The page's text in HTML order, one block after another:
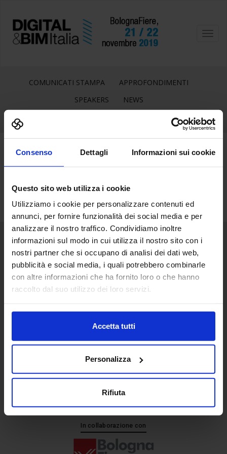
Consenso Dettagli Informazioni sui cookie
Questo sito web utilizza i cookie
Utilizziamo i cookie per personalizzare contenuti ed
annunci, per fornire funzionalità dei social media e per
analizzare il nostro traffico. Condividiamo inoltre
informazioni sul modo in cui utilizza il nostro sito con i
nostri partner che si occupano di analisi dei dati web,
pubblicità e social media, i quali potrebbero combinarle
con altre informazioni che ha fornito loro o che hanno
raccolto dal suo utilizzo dei loro servizi.
Accetta tutti
Personalizza
Rifiuta
COMUNICATI STAMPA
APPROFONDIMENTI
SPEAKERS
NEWS
Senaf srl
+ 39 051.325511
+ 39 02.332039460
In collaborazione con